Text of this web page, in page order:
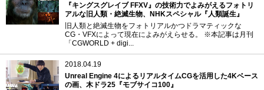
『キングスグレイブ FFXV』の技術力でよみがえるフォトリ
アルな旧人類・絶滅生物、NHKスペシャル『人類誕生』
旧人類と絶滅生物をフォトリアルかつドラマティックな
CG・VFXによって現在によみがえらせる。 ※本記事は月刊
「CGWORLD + digi...
2018.04.19
Unreal Engine 4によるリアルタイムCGを活用した4Kベース
の画、木ドラ25『モブサイコ100』